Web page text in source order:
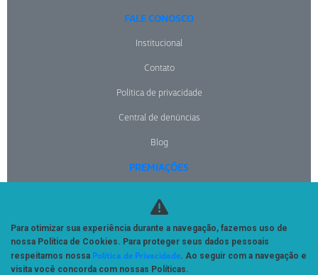
FALE CONOSCO
Institucional
Contato
Política de privacidade
Central de denúncias
Blog
PREMIAÇÕES
No trânsito, enxergar o outro salva vidas.
Para otimizar sua experiência durante a navegação, fazemos uso de
nossa Política de Cookies. Para proteger seus dados pessoais
respeitamos nossa Política de Privacidade. Ao seguir com a navegação e
visita você concorda com nossas Políticas.